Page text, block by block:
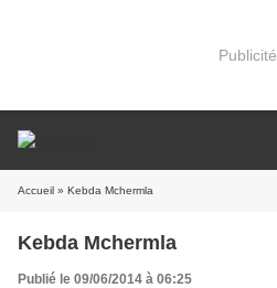
Publicité
Accueil » Kebda Mchermla
Kebda Mchermla
Publié le 09/06/2014 à 06:25